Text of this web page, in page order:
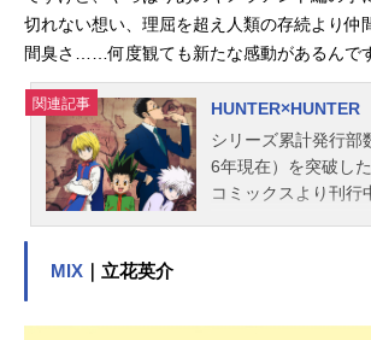
切れない想い、理屈を超え人類の存続より仲
間臭さ……何度観ても新たな感動があるんで
関連記事
HUNTER×HUNTER
シリーズ累計発行部
6年現在）を突破し
コミックスより刊行
語、念能力による緊
MIX ｜立花英介